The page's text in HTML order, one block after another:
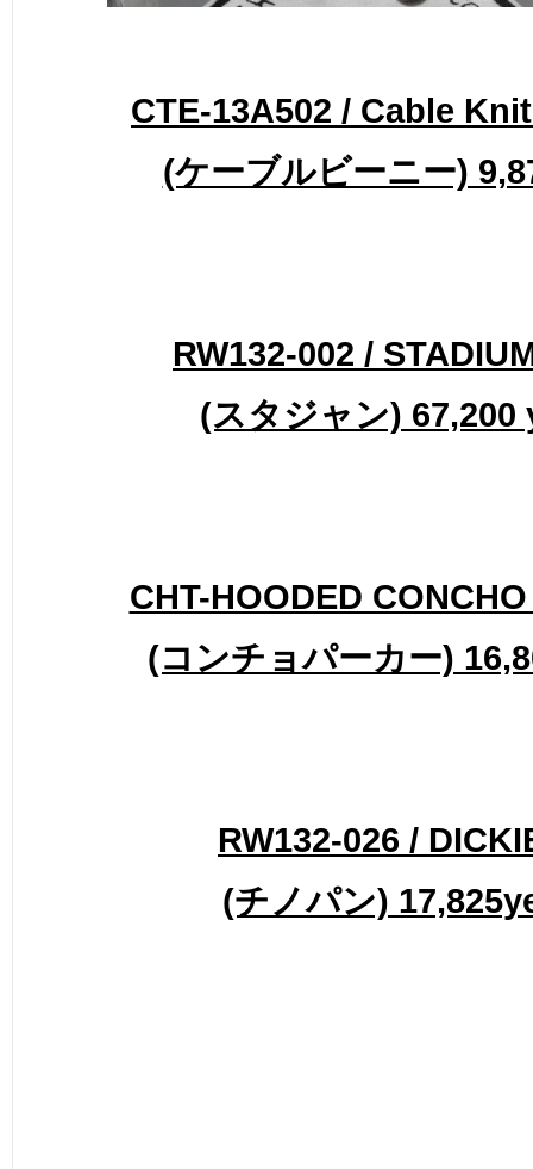
CTE-13A502 / Cable
(ケーブルビーニー)
RW132-002 /
(スタジャン) 67,200
CHT-HOODED
(コンチョパーカー)
RW132-026 /
(チノパン)